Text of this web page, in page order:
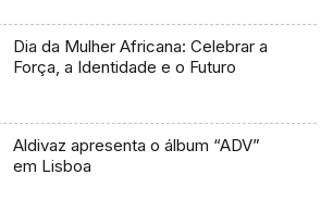
Dia da Mulher Africana: Celebrar a
Força, a Identidade e o Futuro
Aldivaz apresenta o álbum “ADV”
em Lisboa